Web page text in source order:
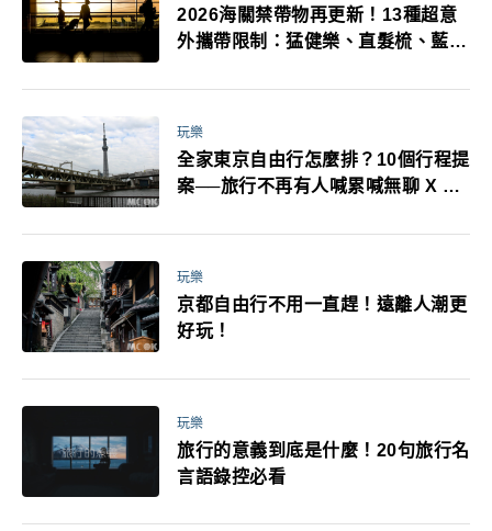
2026海關禁帶物再更新！13種超意
外攜帶限制：猛健樂、直髮梳、藍牙
萬！注意事項一次看！
玩樂
全家東京自由行怎麼排？10個行程提
案──旅行不再有人喊累喊無聊 X 爸
玩樂
京都自由行不用一直趕！遠離人潮更
好玩！
玩樂
旅行的意義到底是什麼！20句旅行名
言語錄控必看